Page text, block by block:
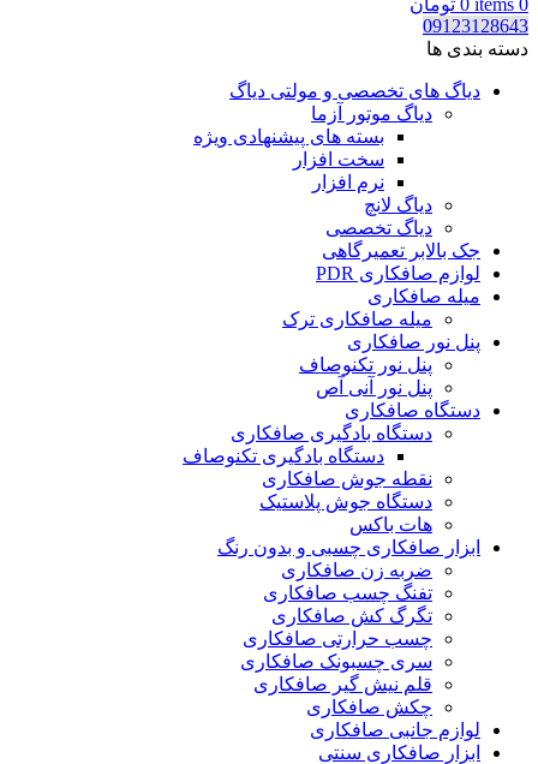
0
items
0 تومان
09123128643
دسته بندی ها
دیاگ های تخصصی و مولتی دیاگ
دیاگ موتور آزما
بسته های پیشنهادی ویژه
سخت افزار
نرم افزار
دیاگ لانچ
دیاگ تخصصی
جک بالابر تعمیرگاهی
لوازم صافکاری PDR
میله صافکاری
میله صافکاری ترک
پنل نور صافکاری
پنل نور تکنوصاف
پنل نور آنی آص
دستگاه صافکاری
دستگاه بادگیری صافکاری
دستگاه بادگیری تکنوصاف
نقطه جوش صافکاری
دستگاه جوش پلاستیک
هات باکس
ابزار صافکاری چسبی و بدون رنگ
ضربه زن صافکاری
تفنگ چسب صافکاری
تگرگ کش صافکاری
چسب حرارتی صافکاری
سری چسبونک صافکاری
قلم نیش گیر صافکاری
چکش صافکاری
لوازم جانبی صافکاری
ابزار صافکاری سنتی